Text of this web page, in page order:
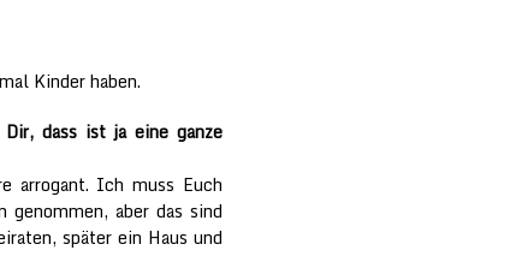
Kinder haben.
dass ist ja eine ganze
arrogant. Ich muss Euch
aber das sind
später ein Haus und